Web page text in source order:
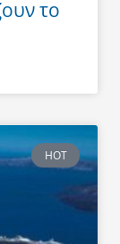
το
HOT